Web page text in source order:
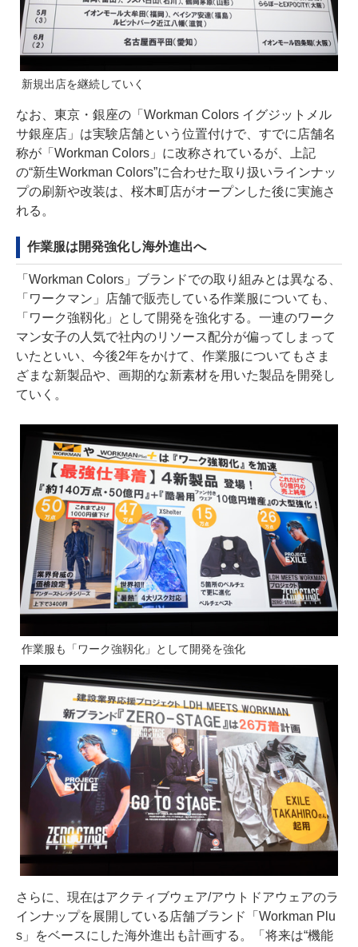
新規出店を継続していく
なお、東京・銀座の「Workman Colors イグジットメル
サ銀座店」は実験店舗という位置付けで、すでに店舗名
称が「Workman Colors」に改称されているが、上記
の“新生Workman Colors”に合わせた取り扱いラインナッ
プの刷新や改装は、桜木町店がオープンした後に実施さ
れる。
作業服は開発強化し海外進出へ
「Workman Colors」ブランドでの取り組みとは異なる、
「ワークマン」店舗で販売している作業服についても、
「ワーク強靱化」として開発を強化する。一連のワーク
マン女子の人気で社内のリソース配分が偏ってしまって
いたといい、今後2年をかけて、作業服についてもさま
ざまな新製品や、画期的な新素材を用いた製品を開発し
ていく。
作業服も「ワーク強靱化」として開発を強化
さらに、現在はアクティブウェア/アウトドアウェアのラ
インナップを展開している店舗ブランド「Workman Plu
s」をベースにした海外進出も計画する。「将来は“機能